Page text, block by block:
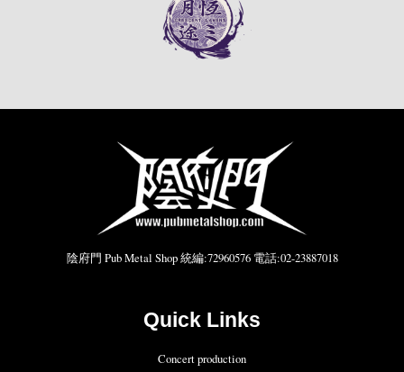
陰府門 Pub Metal Shop 統編:72960576 電話:02-23887018
Quick Links
Concert production